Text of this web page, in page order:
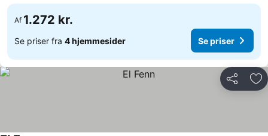
Af 1.272 kr.
Se priser fra 4 hjemmesider Se priser
Del